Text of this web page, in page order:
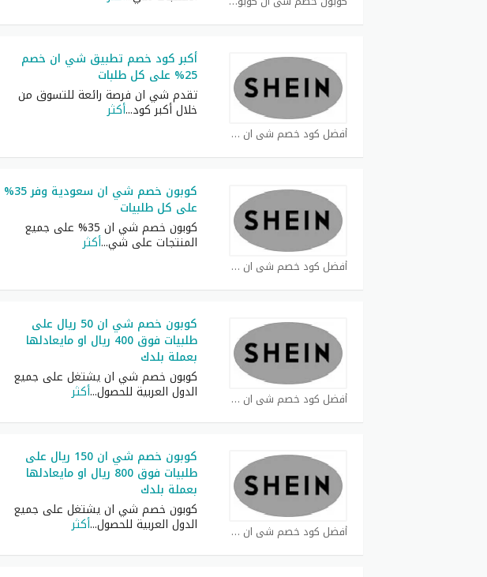
أفضل كود خصم شي ان كوبون
أكبر كود خصم تطبيق شي ان خصم
25% على كل طلبات
تقدم شي ان فرصة رائعة للتسوق من
خلال أكبر كود...أكثر
أفضل كود خصم شي ان كوبون
كوبون خصم شي ان سعودية وفر 35%
على كل طلبيات
كوبون خصم شي ان 35% على جميع
المنتجات على شي...أكثر
أفضل كود خصم شي ان كوبون
كوبون خصم شي ان 50 ريال على
طلبيات فوق 400 ريال او مايعادلها
بعملة بلدك
كوبون خصم شي ان يشتغل على جميع
الدول العربية للحصول...أكثر
أفضل كود خصم شي ان كوبون
كوبون خصم شي ان 150 ريال على
طلبيات فوق 800 ريال او مايعادلها
بعملة بلدك
كوبون خصم شي ان يشتغل على جميع
الدول العربية للحصول...أكثر